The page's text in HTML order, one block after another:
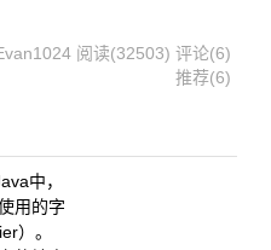
阅读(32503) 评论(6)
推荐(6)
中，
用的字
）。